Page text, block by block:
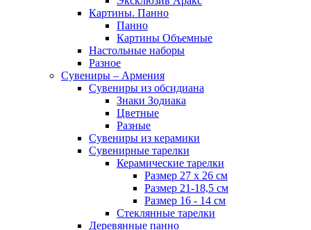
Картины. Панно
Панно
Картины Объемные
Настольные наборы
Разное
Сувениры – Армения
Сувениры из обсидиана
Знаки Зодиака
Цветные
Разные
Сувениры из керамики
Сувенирные тарелки
Керамические тарелки
Размер 27 х 26 см
Размер 21-18,5 см
Размер 16 - 14 см
Стеклянные тарелки
Деревянные панно